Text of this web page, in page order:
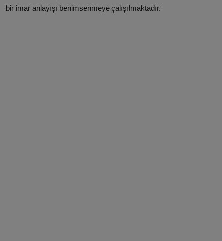
bir imar anlayışı benimsenmeye çalışılmaktadır.